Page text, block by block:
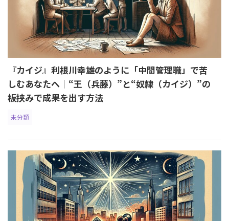
『カイジ』利根川幸雄のように「中間管理職」で苦
しむあなたへ｜“王（兵藤）”と“奴隷（カイジ）”の
板挟みで成果を出す方法
未分類